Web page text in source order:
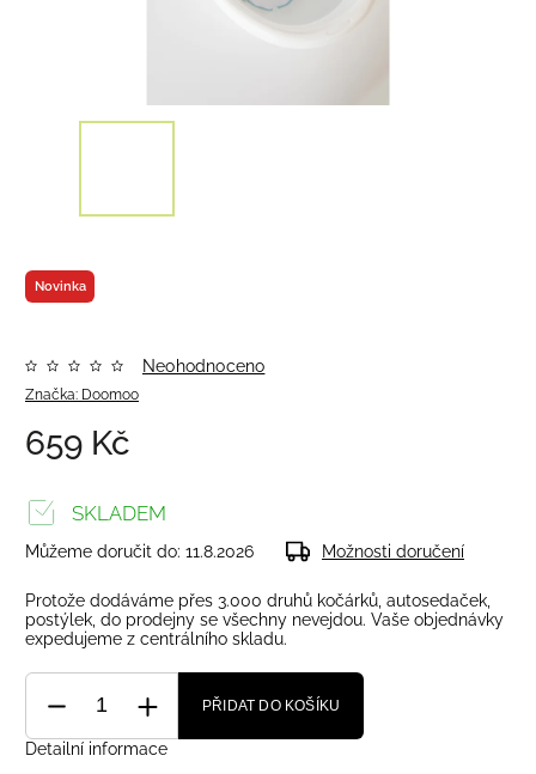
Novinka
Značka: Doomoo
Neohodnoceno
659 Kč
SKLADEM
Můžeme doručit do: 11.8.2026 Možnosti doručení
Protože dodáváme přes 3.000 druhů kočárků, autosedaček,
postýlek, do prodejny se všechny nevejdou. Vaše objednávky
expedujeme z centrálního skladu.
PŘIDAT DO KOŠÍKU
Detailní informace